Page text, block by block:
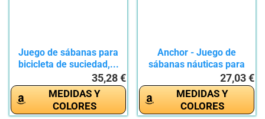
Juego de sábanas para
bicicleta de suciedad,...
35,28 €
MEDIDAS Y
COLORES
Anchor - Juego de
sábanas náuticas para
27,03 €
MEDIDAS Y
COLORES